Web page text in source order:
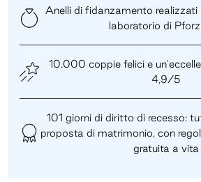
Anelli di fidanzamento realizzati
laboratorio di
10.000 coppie felici e
4,9/5
101 giorni di diritto di recesso:
proposta di matrimonio, con
gratuita a vita